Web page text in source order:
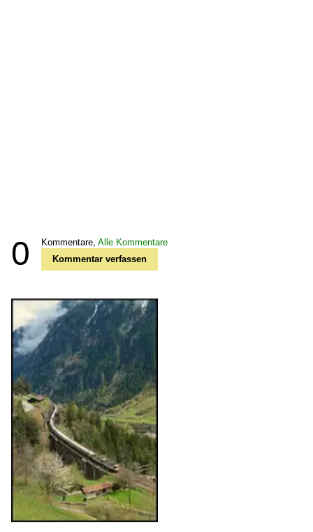
0 Kommentare, Alle Kommentare
Kommentar verfassen